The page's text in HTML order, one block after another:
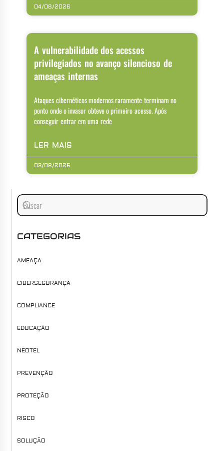
04/08/2026
A vulnerabilidade dos acessos
privilegiados no avanço silencioso de
ameaças internas
Ataques cibernéticos modernos raramente terminam no
ponto onde o invasor obteve o primeiro acesso. Após
conseguir entrar em uma rede
LER MAIS
03/08/2026
CATEGORIAS
AMEAÇA
CIBERSEGURANÇA
COMPLIANCE
EDUCAÇÃO
NEOTEL
PREVENÇÃO
PROTEÇÃO
RISCO
SOLUÇÃO